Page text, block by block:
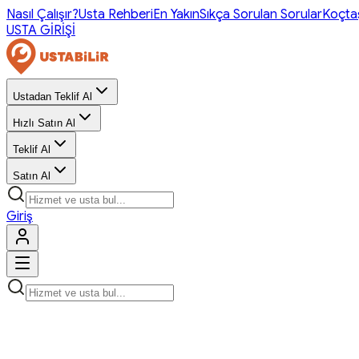
Nasıl Çalışır?Usta RehberiEn YakınSıkça Sorulan Sorular
USTA GİRİŞİ
Ustadan Teklif Al
Hızlı Satın Al
Teklif Al
Satın Al
Giriş